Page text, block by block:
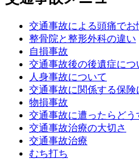
交通事故による頭痛でお
整骨院と整形外科の違い
自損事故
交通事故後の後遺症につ
人身事故について
交通事故に関係する保険
物損事故
交通事故に遭ったらど
交通事故治療の大切さ
交通事故治療
むち打ち